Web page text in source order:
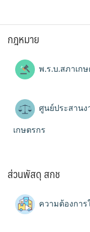
กฎหมาย
พ.ร.บ.สภาเก
ศูนย์ประสาน
เกษตรกร
ส่วนพัสดุ สกช
ความต้องกา